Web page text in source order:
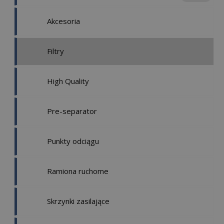
Akcesoria
Filtry
High Quality
Pre-separator
Punkty odciągu
Ramiona ruchome
Skrzynki zasilające